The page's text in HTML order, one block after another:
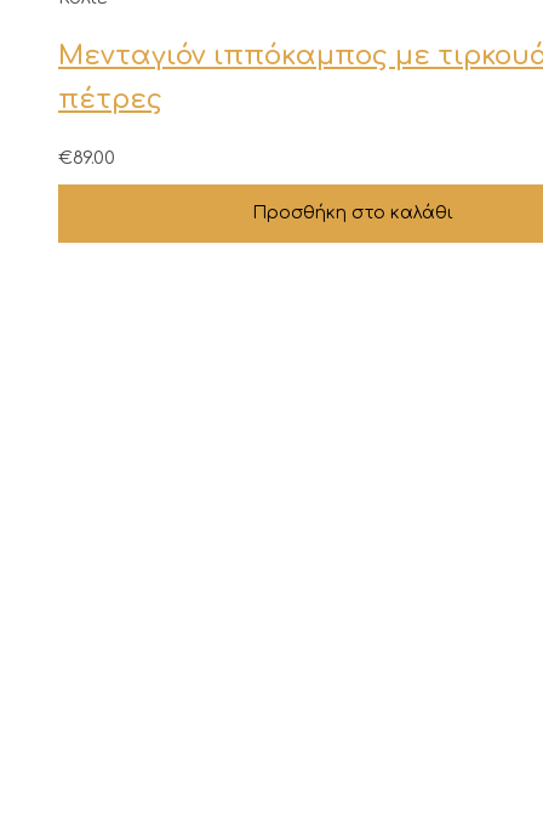
Μενταγιόν ιππόκαμπος με
πέτρες
€89.00
Προσθήκη στο καλάθι